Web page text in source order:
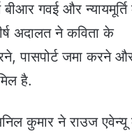
गवई और न्यायमूर्ति
अदालत ने कविता के
पासपोर्ट जमा करने
है.
कुमार ने राउज एवेन्यू